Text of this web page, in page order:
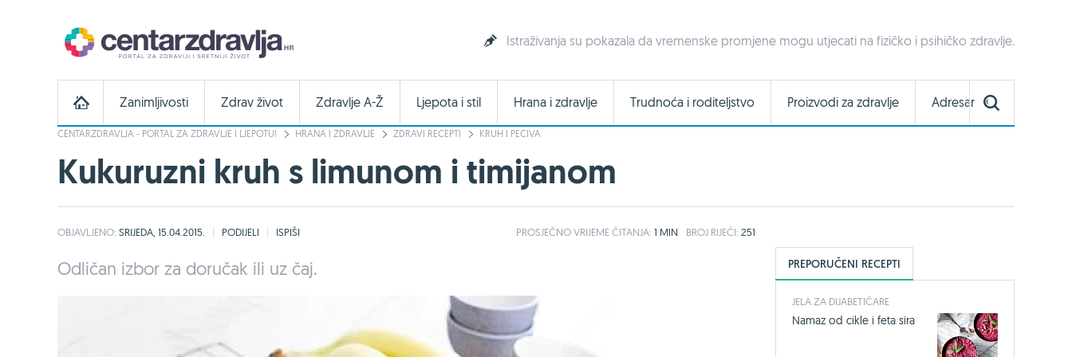
Istraživanja su pokazala da vremenske promjene mogu utjecati na fizičko i psihičko zdravlje.
Zanimljivosti Zdrav život Zdravlje A-Ž Ljepota i stil Hrana i zdravlje Trudnoća i roditeljstvo Proizvodi za zdravlje Adresar
CENTARZDRAVLJA - PORTAL ZA ZDRAVLJE I LJEPOTU! HRANA I ZDRAVLJE ZDRAVI RECEPTI KRUH I PECIVA
Kukuruzni kruh s limunom i timijanom
OBJAVLJENO: SRIJEDA, 15.04.2015. PODIJELI ISPIŠI PROSJEČNOVRIJEME ČITANJA: 1 MIN BROJ RIJEČI: 251
Odličan izbor za doručak ili uz čaj. PREPORUČENI RECEPTI
JELA ZA DIJABETIČARE
Namaz od cikle i feta sira